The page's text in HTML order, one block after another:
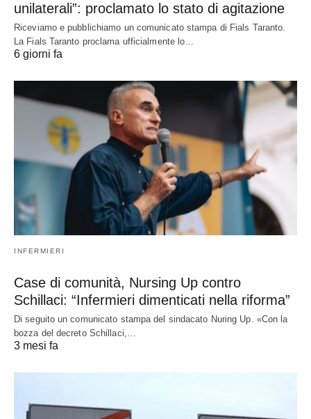
unilaterali”: proclamato lo stato di agitazione
Riceviamo e pubblichiamo un comunicato stampa di Fials Taranto.
La Fials Taranto proclama ufficialmente lo…
6 giorni fa
INFERMIERI
Case di comunità, Nursing Up contro
Schillaci: “Infermieri dimenticati nella riforma”
Di seguito un comunicato stampa del sindacato Nuring Up. «Con la
bozza del decreto Schillaci,…
3 mesi fa